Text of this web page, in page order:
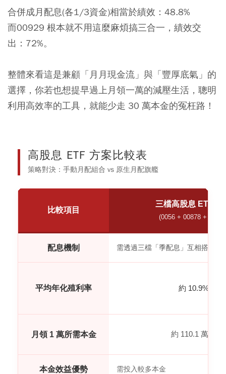
合併成月配息(各1/3資金)相當於績效：48.8%
而00929 根本就不用這麼麻煩搞三合一，績效交
出：72%。
整體來看這是兼顧「月月現金流」與「豐厚底氣」的
選擇，你若也想提早過上月領一萬的減壓生活，聰明
利用高效率的工具，就能少走 30 萬本金的冤枉路！
高股息 ETF 方案比較表
策略對決：手動月配組合 vs 原生月配旗艦
比較項目
三檔高股息 ETF 組
(0056 + 00878 +
配息機制 需透過三檔「季配息」互相搭配成
平均年化殖利率 約 10.9%
月領 1 萬所需本金 約 110.1 萬元
本金效益優勢 需投入較多本金